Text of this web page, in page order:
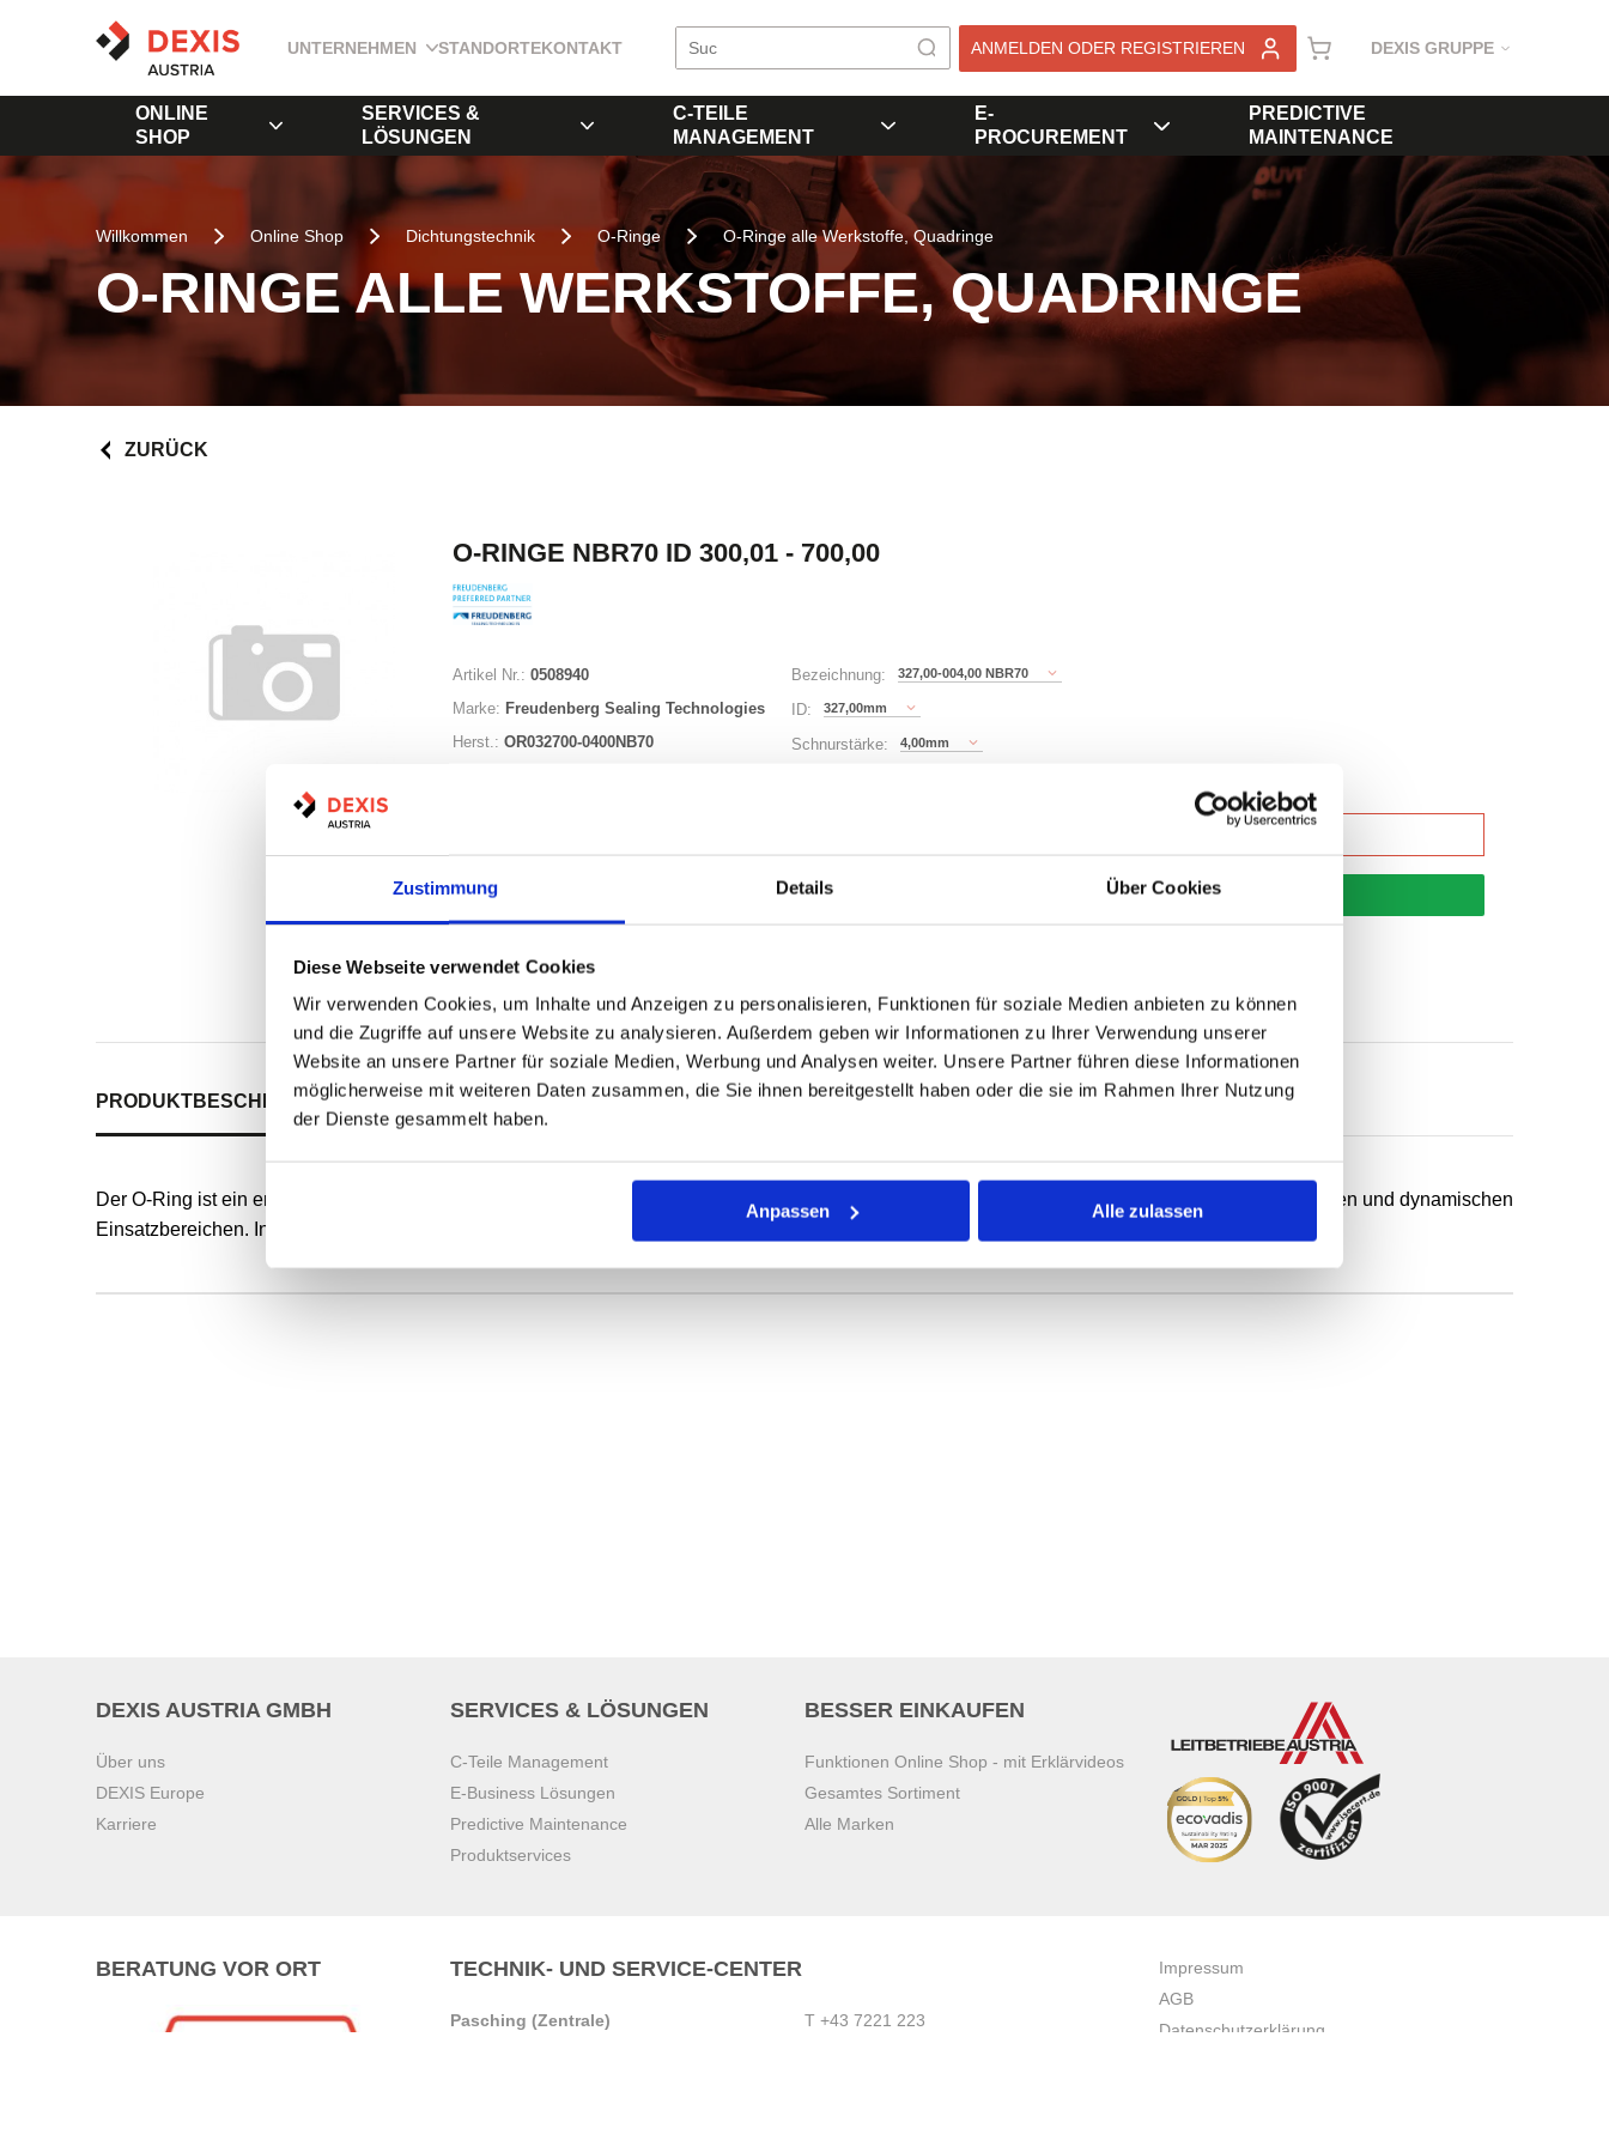
Zustimmung Details Über Cookies
Diese Webseite verwendet Cookies
Wir verwenden Cookies, um Inhalte und Anzeigen zu personalisieren, Funktionen für soziale Medien anbieten zu können
und die Zugriffe auf unsere Website zu analysieren. Außerdem geben wir Informationen zu Ihrer Verwendung unserer
Website an unsere Partner für soziale Medien, Werbung und Analysen weiter. Unsere Partner führen diese Informationen
möglicherweise mit weiteren Daten zusammen, die Sie ihnen bereitgestellt haben oder die sie im Rahmen Ihrer Nutzung
der Dienste gesammelt haben.
Anpassen Alle zulassen
UNTERNEHMEN STANDORTEKONTAKT ANMELDEN ODER REGISTRIEREN DEXIS GRUPPE
ONLINE
SHOP
SERVICES &
LÖSUNGEN
C-TEILE
MANAGEMENT
E-
PROCUREMENT
PREDICTIVE
MAINTENANCE
Willkommen Online Shop Dichtungstechnik O-Ringe O-Ringe alle Werkstoffe, Quadringe
O-RINGE ALLE WERKSTOFFE, QUADRINGE
ZURÜCK
O-RINGE NBR70 ID 300,01 - 700,00
Artikel Nr.: 0508940
Marke: Freudenberg Sealing Technologies
Herst.: OR032700-0400NB70
Bezeichnung: 327,00-004,00 NBR70
ID: 327,00mm
Schnurstärke: 4,00mm
Nicht auf Lager
Print
PRODUKTBESCHREIBUNGALLE SPEZIFIKATIONENVARIANTEN
Der O-Ring ist ein endlos formvulkanisierter, runder Dichtring mit kreisförmigem Querschnitt für die unterschiedlichsten Anwendungsfälle in statischen und dynamischen
Einsatzbereichen. Innendurchmesser und Schnurstärke definieren die Abmessungen.
DEXIS AUSTRIA GMBH
Über uns
DEXIS Europe
Karriere
SERVICES & LÖSUNGEN
C-Teile Management
E-Business Lösungen
Predictive Maintenance
Produktservices
BESSER EINKAUFEN
Funktionen Online Shop - mit Erklärvideos
Gesamtes Sortiment
Alle Marken
BERATUNG VOR ORT TECHNIK- UND SERVICE-CENTER
Pasching (Zentrale)
T +43 7221 223
Impressum
AGB
Datenschutzerklärung